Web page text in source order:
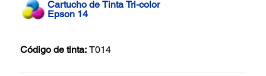
Cartucho de Tinta Tri-color
Epson 14
Código de tinta: T014